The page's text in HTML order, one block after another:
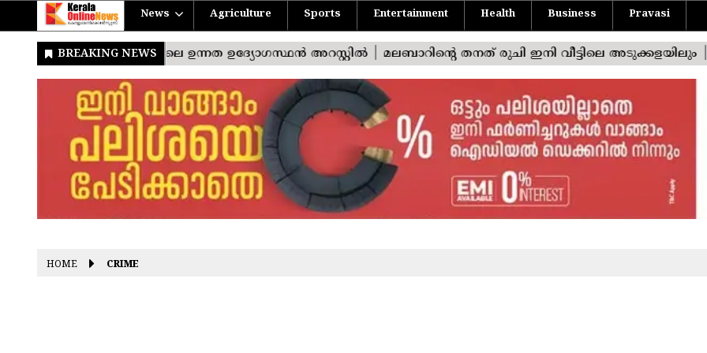
News Agriculture Sports Entertainment Health Business Pravasi
HOME CRIME